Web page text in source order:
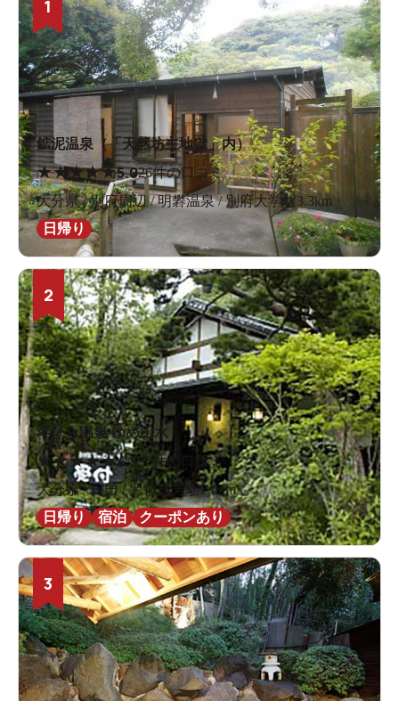
1
鉱泥温泉（「天然坊主地獄」内）
★★★★★5.026件の口コミ
大分県 / 別府周辺 / 明礬温泉 / 別府大学駅3.3km
日帰り
2
琴ひら温泉 ゆめ山水
★★★★★4.532件の口コミ
大分県 / 日田 / 豊後三芳駅2.0km
日帰り
宿泊 クーポンあり
3